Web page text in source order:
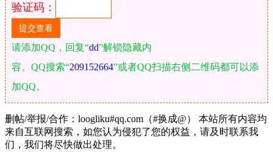
验证码：
请添加QQ，回复“dd”解锁隐藏内
容。QQ搜索“209152664”或者QQ扫描右侧二维码都可以添
加QQ。
删帖/举报/合作：loogliku#qq.com（#换成@） 本站所有内容均
来自互联网搜索，如您认为侵犯了您的权益，请及时联系我
们，我们将尽快做出处理。